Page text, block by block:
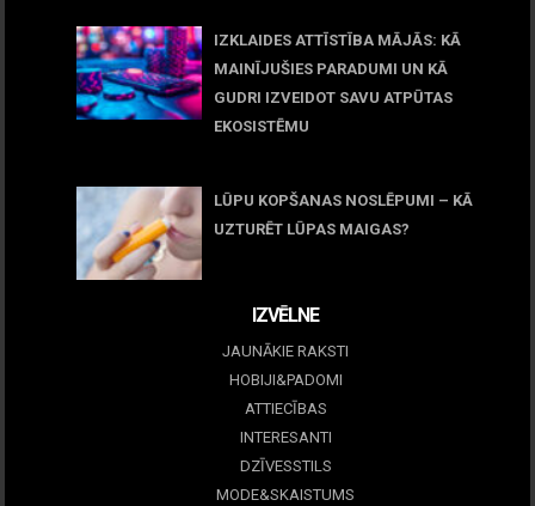
IZKLAIDES ATTĪSTĪBA MĀJĀS: KĀ
MAINĪJUŠIES PARADUMI UN KĀ
GUDRI IZVEIDOT SAVU ATPŪTAS
EKOSISTĒMU
LŪPU KOPŠANAS NOSLĒPUMI – KĀ
UZTURĒT LŪPAS MAIGAS?
IZVĒLNE
JAUNĀKIE RAKSTI
HOBIJI&PADOMI
ATTIECĪBAS
INTERESANTI
DZĪVESSTILS
MODE&SKAISTUMS